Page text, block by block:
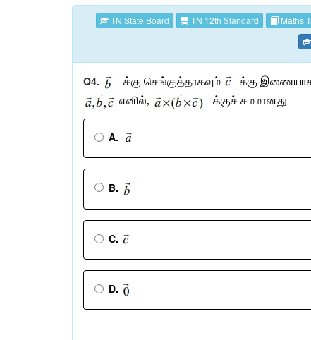
TN State Board TN 12th Standard Maths
Q4. –க்கு செங்குத்தாகவும் –க்கு
எனில், –க்குச் சமமானது
A.
B.
C.
D.